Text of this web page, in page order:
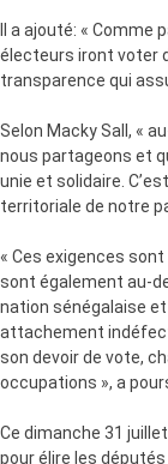
Il a ajouté: «
électeurs iront voter
transparence qui
Selon Macky Sall, «
nous partageons et
unie et solidaire.
territoriale de notre
« Ces exigences
sont également au-
nation sénégalaise et
attachement
son devoir de vote,
occupations », a
Ce dimanche 31
pour élire les